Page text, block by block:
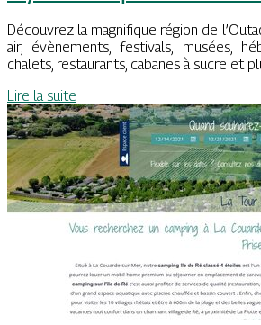
Découvrez la magnifique région de
air, évènements, festivals, musées,
chalets, restaurants, cabanes à sucre et
Lire la suite